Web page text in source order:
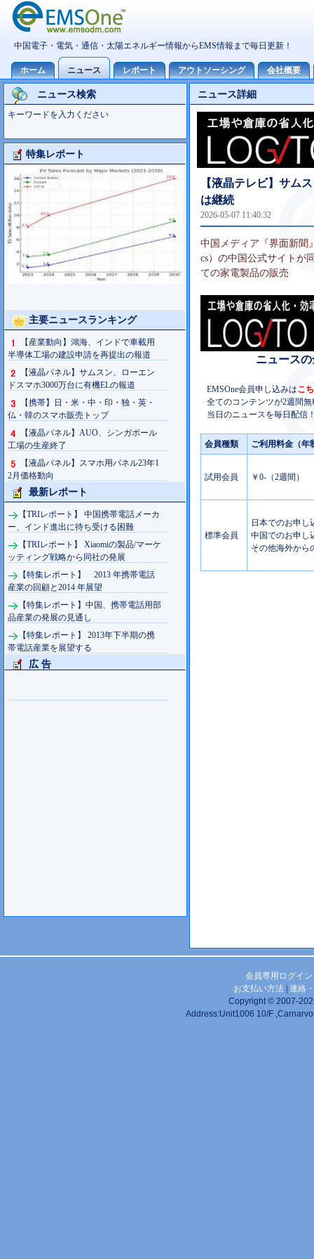
ニュース検索
キーワードを入力ください
特集レポート
Foxconn事業分析
主要ニュースランキング
【産業動向】鴻海、インドで車載用
半導体工場の建設申請を再提出の報道
【液晶パネル】サムスン、ローエン
ドスマホ3000万台に有機ELの報道
【携帯】日・米・中・印・独・英・
仏・韓のスマホ販売トップ
【液晶パネル】AUO、シンガポール
工場の生産終了
【液晶パネル】スマホ用パネル23年1
2月価格動向
最新レポート
【TRIレポート】 中国携帯電話メーカ
ー、インド進出に待ち受ける困難
【TRIレポート】 Xiaomiの製品/マーケ
ッティング戦略から同社の発展
【特集レポート】 2013 年携帯電話
産業の回顧と2014 年展望
【特集レポート】中国、携帯電話用部
品産業の発展の見通し
【特集レポート】 2013年下半期の携
帯電話産業を展望する
広 告
ニュース詳細
【液晶テレビ】サ
は継続
2026-05-07 11:40:32
中国メディア『界面新聞
cs）の中国公式サイトが
ての家電製品の販売
ニュース
EMSOne会員申し込みはこ
全てのコンテンツが2週間
当日のニュースを毎日配信
会員種類 ご利用料金（年
試用会員 ￥0-（2週間）
標準会員
日本でのお申し
中国でのお申し
その他海外から